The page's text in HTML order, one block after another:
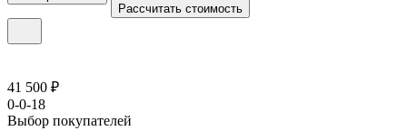
Рассчитать стоимость
41 500 ₽
0-0-18
Выбор покупателей